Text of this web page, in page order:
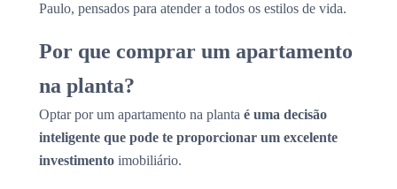
Paulo, pensados para atender a todos os estilos de vida.
Por que comprar um apartamento
na planta?
Optar por um apartamento na planta é uma decisão
inteligente que pode te proporcionar um excelente
investimento imobiliário.